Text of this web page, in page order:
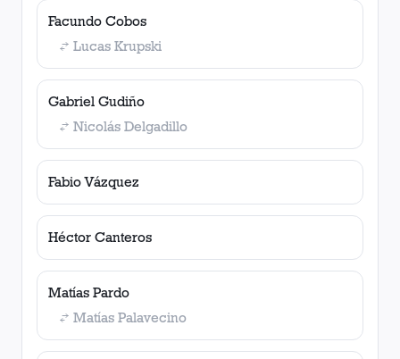
Facundo Cobos
Lucas Krupski
Gabriel Gudiño
Nicolás Delgadillo
Fabio Vázquez
Héctor Canteros
Matías Pardo
Matías Palavecino